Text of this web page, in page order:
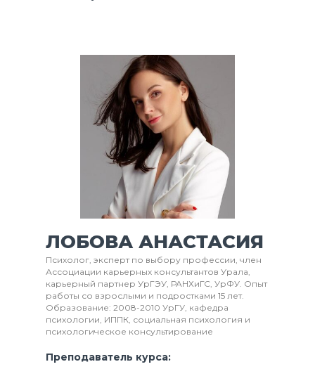
ЛОБОВА АНАСТАСИЯ
Психолог, эксперт по выбору профессии, член
Ассоциации карьерных консультантов Урала,
карьерный партнер УрГЭУ, РАНХиГС, УрФУ. Опыт
работы со взрослыми и подростками 15 лет.
Образование: 2008-2010 УрГУ, кафедра
психологии, ИППК, социальная психология и
психологическое консультирование
Преподаватель курса:
sales.chief@idesign.school
Мероприятия
Преподаватели
Социальные проекты
Сотрудничество с учебными
организациями
Дизайн интерьера
Ландшафтный дизайн
Графический и веб-дизайн
Для детей и подростков
Практические мастер-классы